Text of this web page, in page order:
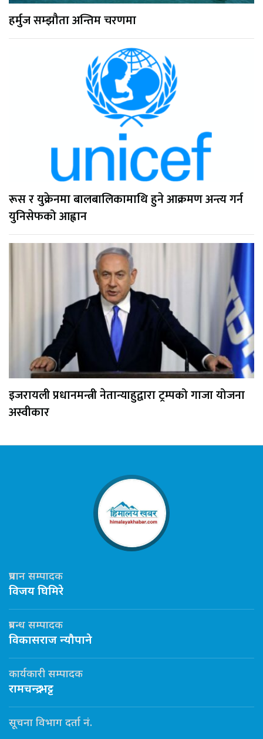
हर्मुज सम्झौता अन्तिम चरणमा
रूस र युक्रेनमा बालबालिकामाथि हुने आक्रमण अन्त्य गर्न
युनिसेफको आह्वान
इजरायली प्रधानमन्त्री नेतान्याहुद्वारा ट्रम्पको गाजा योजना
अस्वीकार
प्रधान सम्पादक
विजय घिमिरे
प्रबन्ध सम्पादक
विकासराज न्यौपाने
कार्यकारी सम्पादक
रामचन्द्र भट्ट
सूचना विभाग दर्ता नं.